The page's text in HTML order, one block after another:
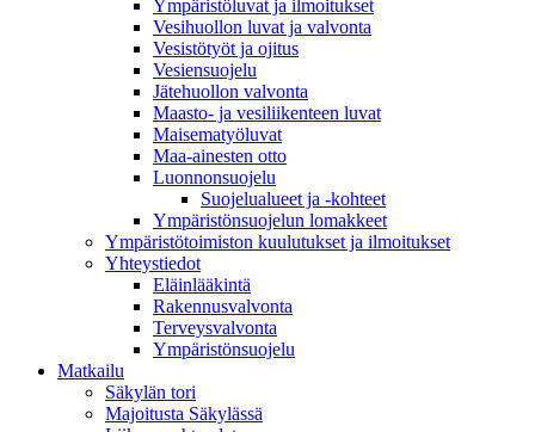
Ympäristöluvat ja ilmoitukset
Vesihuollon luvat ja valvonta
Vesistötyöt ja ojitus
Vesiensuojelu
Jätehuollon valvonta
Maasto- ja vesiliikenteen luvat
Maisematyöluvat
Maa-ainesten otto
Luonnonsuojelu
Suojelualueet ja -kohteet
Ympäristönsuojelun lomakkeet
Ympäristötoimiston kuulutukset ja ilmoitukset
Yhteystiedot
Eläinlääkintä
Rakennusvalvonta
Terveysvalvonta
Ympäristönsuojelu
Mat­kailu
Säkylän tori
Majoitusta Säkylässä